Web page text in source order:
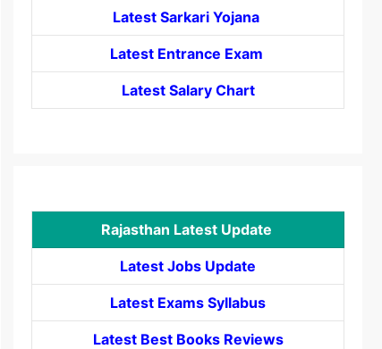
Latest Sarkari Yojana
Latest Entrance Exam
Latest Salary Chart
Rajasthan Latest Update
Latest Jobs Update
Latest Exams Syllabus
Latest Best Books Reviews